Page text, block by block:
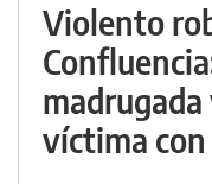
Violento
víctima